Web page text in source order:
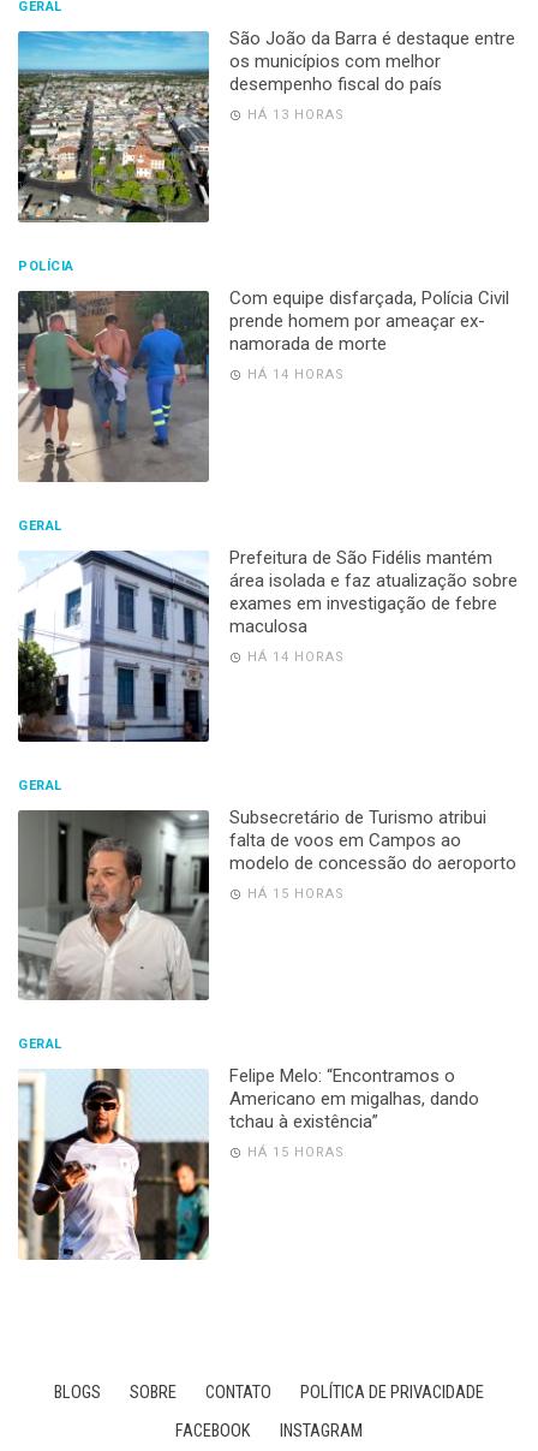
GERAL
São João da Barra é destaque entre
os municípios com melhor
desempenho fiscal do país
HÁ 13 HORAS
POLÍCIA
Com equipe disfarçada, Polícia Civil
prende homem por ameaçar ex-
namorada de morte
HÁ 14 HORAS
GERAL
Prefeitura de São Fidélis mantém
área isolada e faz atualização sobre
exames em investigação de febre
maculosa
HÁ 14 HORAS
GERAL
Subsecretário de Turismo atribui
falta de voos em Campos ao
modelo de concessão do aeroporto
HÁ 15 HORAS
GERAL
Felipe Melo: “Encontramos o
Americano em migalhas, dando
tchau à existência”
HÁ 15 HORAS
BLOGS SOBRE CONTATO
POLÍTICA DE PRIVACIDADE
FACEBOOK
INSTAGRAM